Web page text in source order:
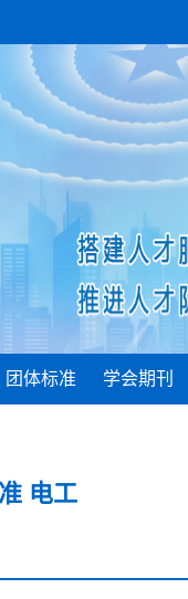
团体标准 学会期刊
电工